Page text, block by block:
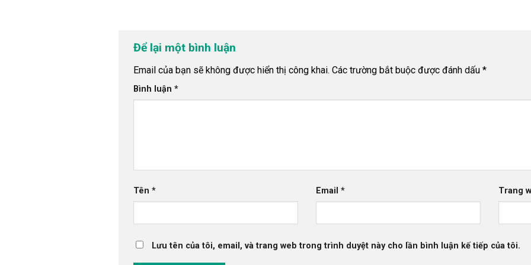
Để lại một bình luận
Email của bạn sẽ không được hiển thị công khai. Các trường bắt buộc được đánh dấu *
Bình luận *
Tên * Email * Trang
Lưu tên của tôi, email, và trang web trong trình duyệt này cho lần bình luận kế tiếp của tôi.